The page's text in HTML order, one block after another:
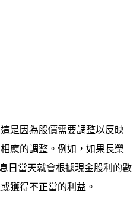
是因為股價需要調整以反映
應的調整。例如，如果長榮
日當天就會根據現金股利的數
獲得不正當的利益。